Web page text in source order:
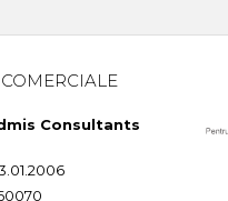
Consultants